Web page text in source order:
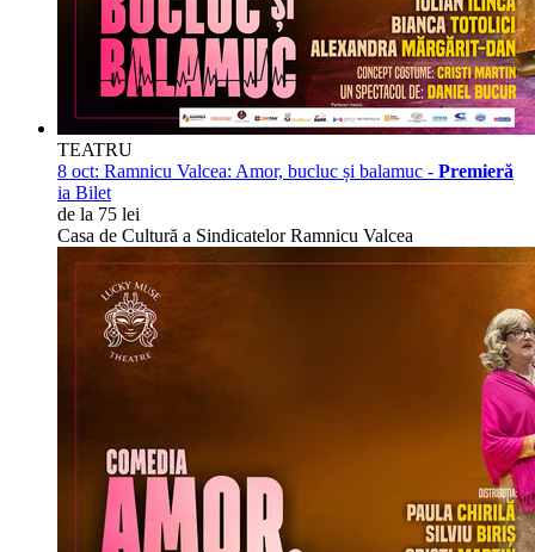
TEATRU
8 oct: Ramnicu Valcea: Amor, bucluc și balamuc - Premieră
ia Bilet
de la 75 lei
Casa de Cultură a Sindicatelor Ramnicu Valcea